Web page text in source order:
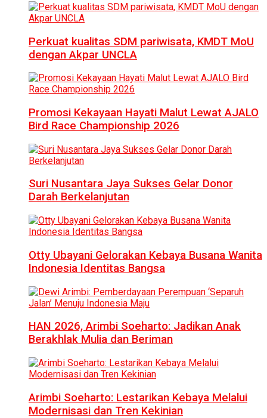
Perkuat kualitas SDM pariwisata, KMDT MoU
dengan Akpar UNCLA
Promosi Kekayaan Hayati Malut Lewat AJALO
Bird Race Championship 2026
Suri Nusantara Jaya Sukses Gelar Donor
Darah Berkelanjutan
Otty Ubayani Gelorakan Kebaya Busana Wanita
Indonesia Identitas Bangsa
HAN 2026, Arimbi Soeharto: Jadikan Anak
Berakhlak Mulia dan Beriman
Arimbi Soeharto: Lestarikan Kebaya Melalui
Modernisasi dan Tren Kekinian